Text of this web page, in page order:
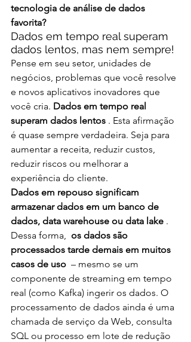
tecnologia de análise de dados
favorita?
Dados em tempo real superam
dados lentos, mas nem sempre!
Pense em seu setor, unidades de
negócios, problemas que você resolve
e novos aplicativos inovadores que
você cria. Dados em tempo real
superam dados lentos . Esta afirmação
é quase sempre verdadeira. Seja para
aumentar a receita, reduzir custos,
reduzir riscos ou melhorar a
experiência do cliente.
Dados em repouso significam
armazenar dados em um banco de
dados, data warehouse ou data lake .
Dessa forma, os dados são
processados ​​tarde demais em muitos
casos de uso – mesmo se um
componente de streaming em tempo
real (como Kafka) ingerir os dados. O
processamento de dados ainda é uma
chamada de serviço da Web, consulta
SQL ou processo em lote de redução